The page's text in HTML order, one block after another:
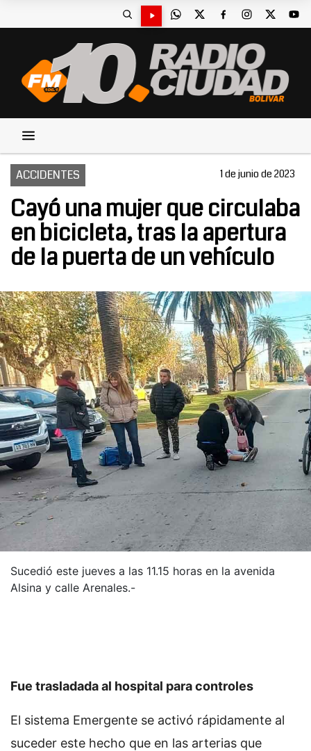
ACCIDENTES 1 de junio de 2023
Cayó una mujer que circulaba
en bicicleta, tras la apertura
de la puerta de un vehículo
Sucedió este jueves a las 11.15 horas en la avenida
Alsina y calle Arenales.-
Fue trasladada al hospital para controles
El sistema Emergente se activó rápidamente al
suceder este hecho que en las arterias que